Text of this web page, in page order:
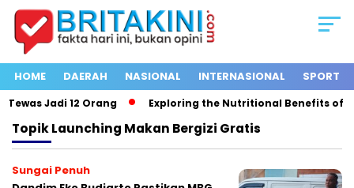
HOME DAERAH NASIONAL INTERNASIONAL SPORT
Jadi 12 Orang Exploring the Nutritional Benefits of
TopikLaunching Makan Bergizi Gratis
Sungai Penuh